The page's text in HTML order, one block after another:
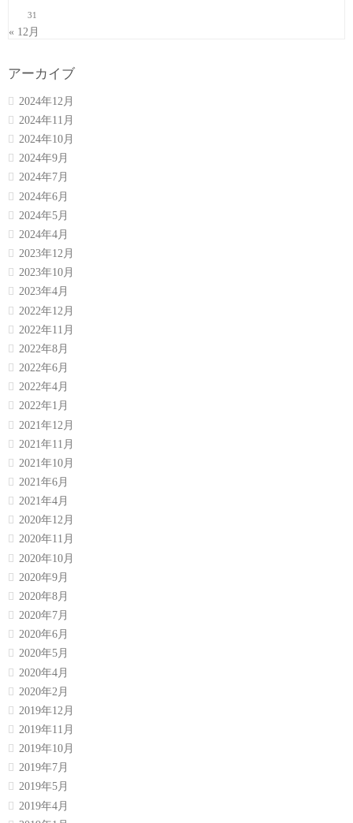
31
« 12月
アーカイブ
2024年12月
2024年11月
2024年10月
2024年9月
2024年7月
2024年6月
2024年5月
2024年4月
2023年12月
2023年10月
2023年4月
2022年12月
2022年11月
2022年8月
2022年6月
2022年4月
2022年1月
2021年12月
2021年11月
2021年10月
2021年6月
2021年4月
2020年12月
2020年11月
2020年10月
2020年9月
2020年8月
2020年7月
2020年6月
2020年5月
2020年4月
2020年2月
2019年12月
2019年11月
2019年10月
2019年7月
2019年5月
2019年4月